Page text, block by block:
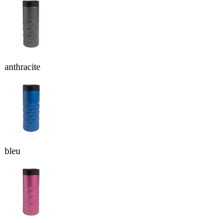
anthracite
bleu